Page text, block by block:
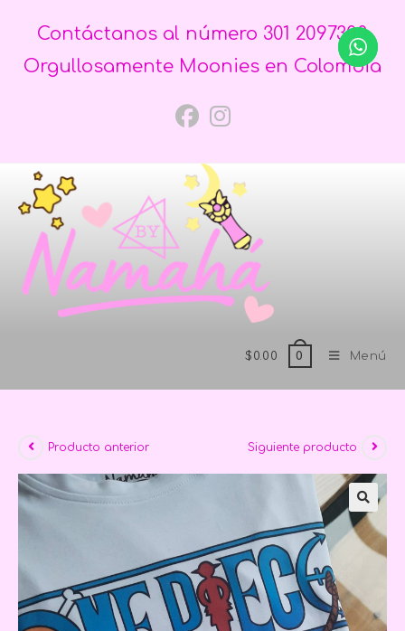
Contáctanos al número 301 2097300
Orgullosamente Moonies en Colombia
$ 0.00 0 Menú
Producto anterior Siguiente producto